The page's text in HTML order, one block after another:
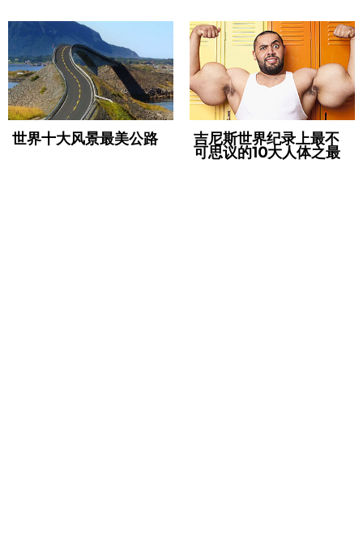
世界十大风景最美公路
吉尼斯世界纪录上最不
可思议的10大人体之最